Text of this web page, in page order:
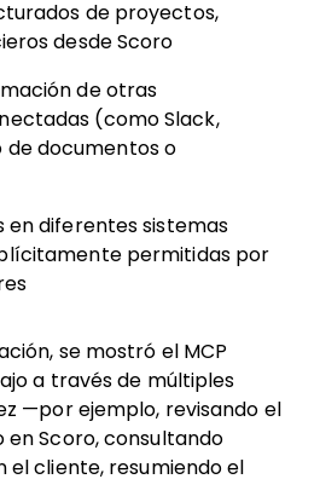
de proyectos,
desde Scoro
de otras
(como Slack,
documentos o
en diferentes sistemas
permitidas por
se mostró el MCP
a través de múltiples
—por ejemplo, revisando el
Scoro, consultando
el cliente, resumiendo el